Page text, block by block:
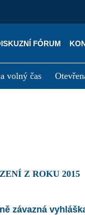
FÓRUM
volný čas
Z ROKU 2015
závazná